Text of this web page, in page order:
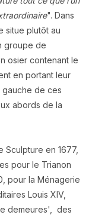
". Dans
situe plutôt au
groupe de
osier contenant le
en portant leur
gauche de ces
abords de la
en 1677,
pour le Trianon
pour la Ménagerie
Louis XIV,
demeures', des